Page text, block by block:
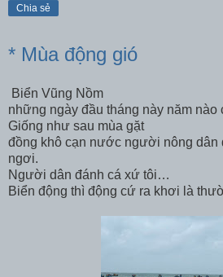
Chia sẻ
* Mùa động gió
Biển Vũng Nồm
những ngày đầu tháng này năm nào
Giống như sau mùa gặt
đồng khô cạn nước người nông
ngơi.
Người dân đánh cá xứ tôi…
Biển động thì động cứ ra khơi là